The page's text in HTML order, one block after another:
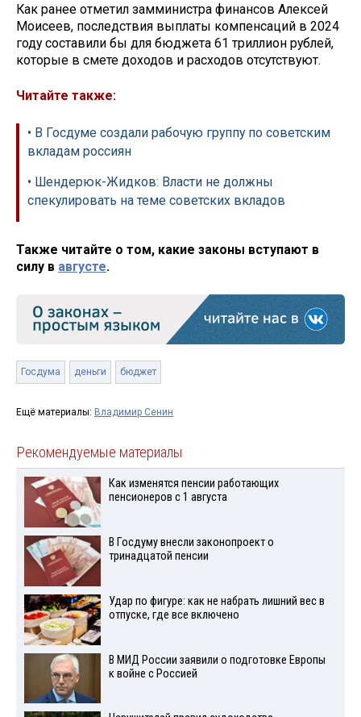
Как ранее отметил замминистра финансов Алексей
Моисеев, последствия выплаты компенсаций в 2024
году составили бы для бюджета 61 триллион рублей,
которые в смете доходов и расходов отсутствуют.
Читайте также:
• В Госдуме создали рабочую группу по советским
вкладам россиян
• Шендерюк-Жидков: Власти не должны
спекулировать на теме советских вкладов
Также читайте о том, какие законы вступают в
силу в августе.
Госдума деньги бюджет
Ещё материалы: Владимир Сенин
Рекомендуемые материалы
Как изменятся пенсии работающих
пенсионеров с 1 августа
В Госдуму внесли законопроект о
тринадцатой пенсии
Удар по фигуре: как не набрать лишний вес в
отпуске, где все включено
В МИД России заявили о подготовке Европы
к войне с Россией